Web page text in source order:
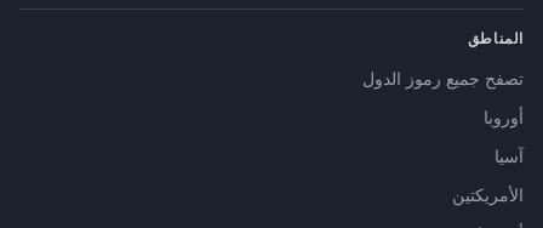
المناطق
تصفح جميع رموز الدول
أوروبا
آسيا
الأمريكتين